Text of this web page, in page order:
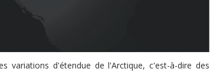
variations d'étendue de l'Arctique, c'est-à-dire des